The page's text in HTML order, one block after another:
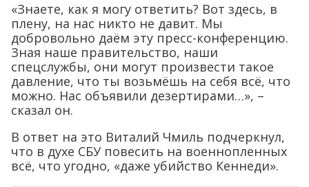
«Знаете, как я могу ответить? Вот здесь, в
плену, на нас никто не давит. Мы
добровольно даём эту пресс-конференцию.
Зная наше правительство, наши
спецслужбы, они могут произвести такое
давление, что ты возьмёшь на себя всё, что
можно. Нас объявили дезертирами…», –
сказал он.
В ответ на это Виталий Чмиль подчеркнул,
что в духе СБУ повесить на военнопленных
всё, что угодно, «даже убийство Кеннеди».